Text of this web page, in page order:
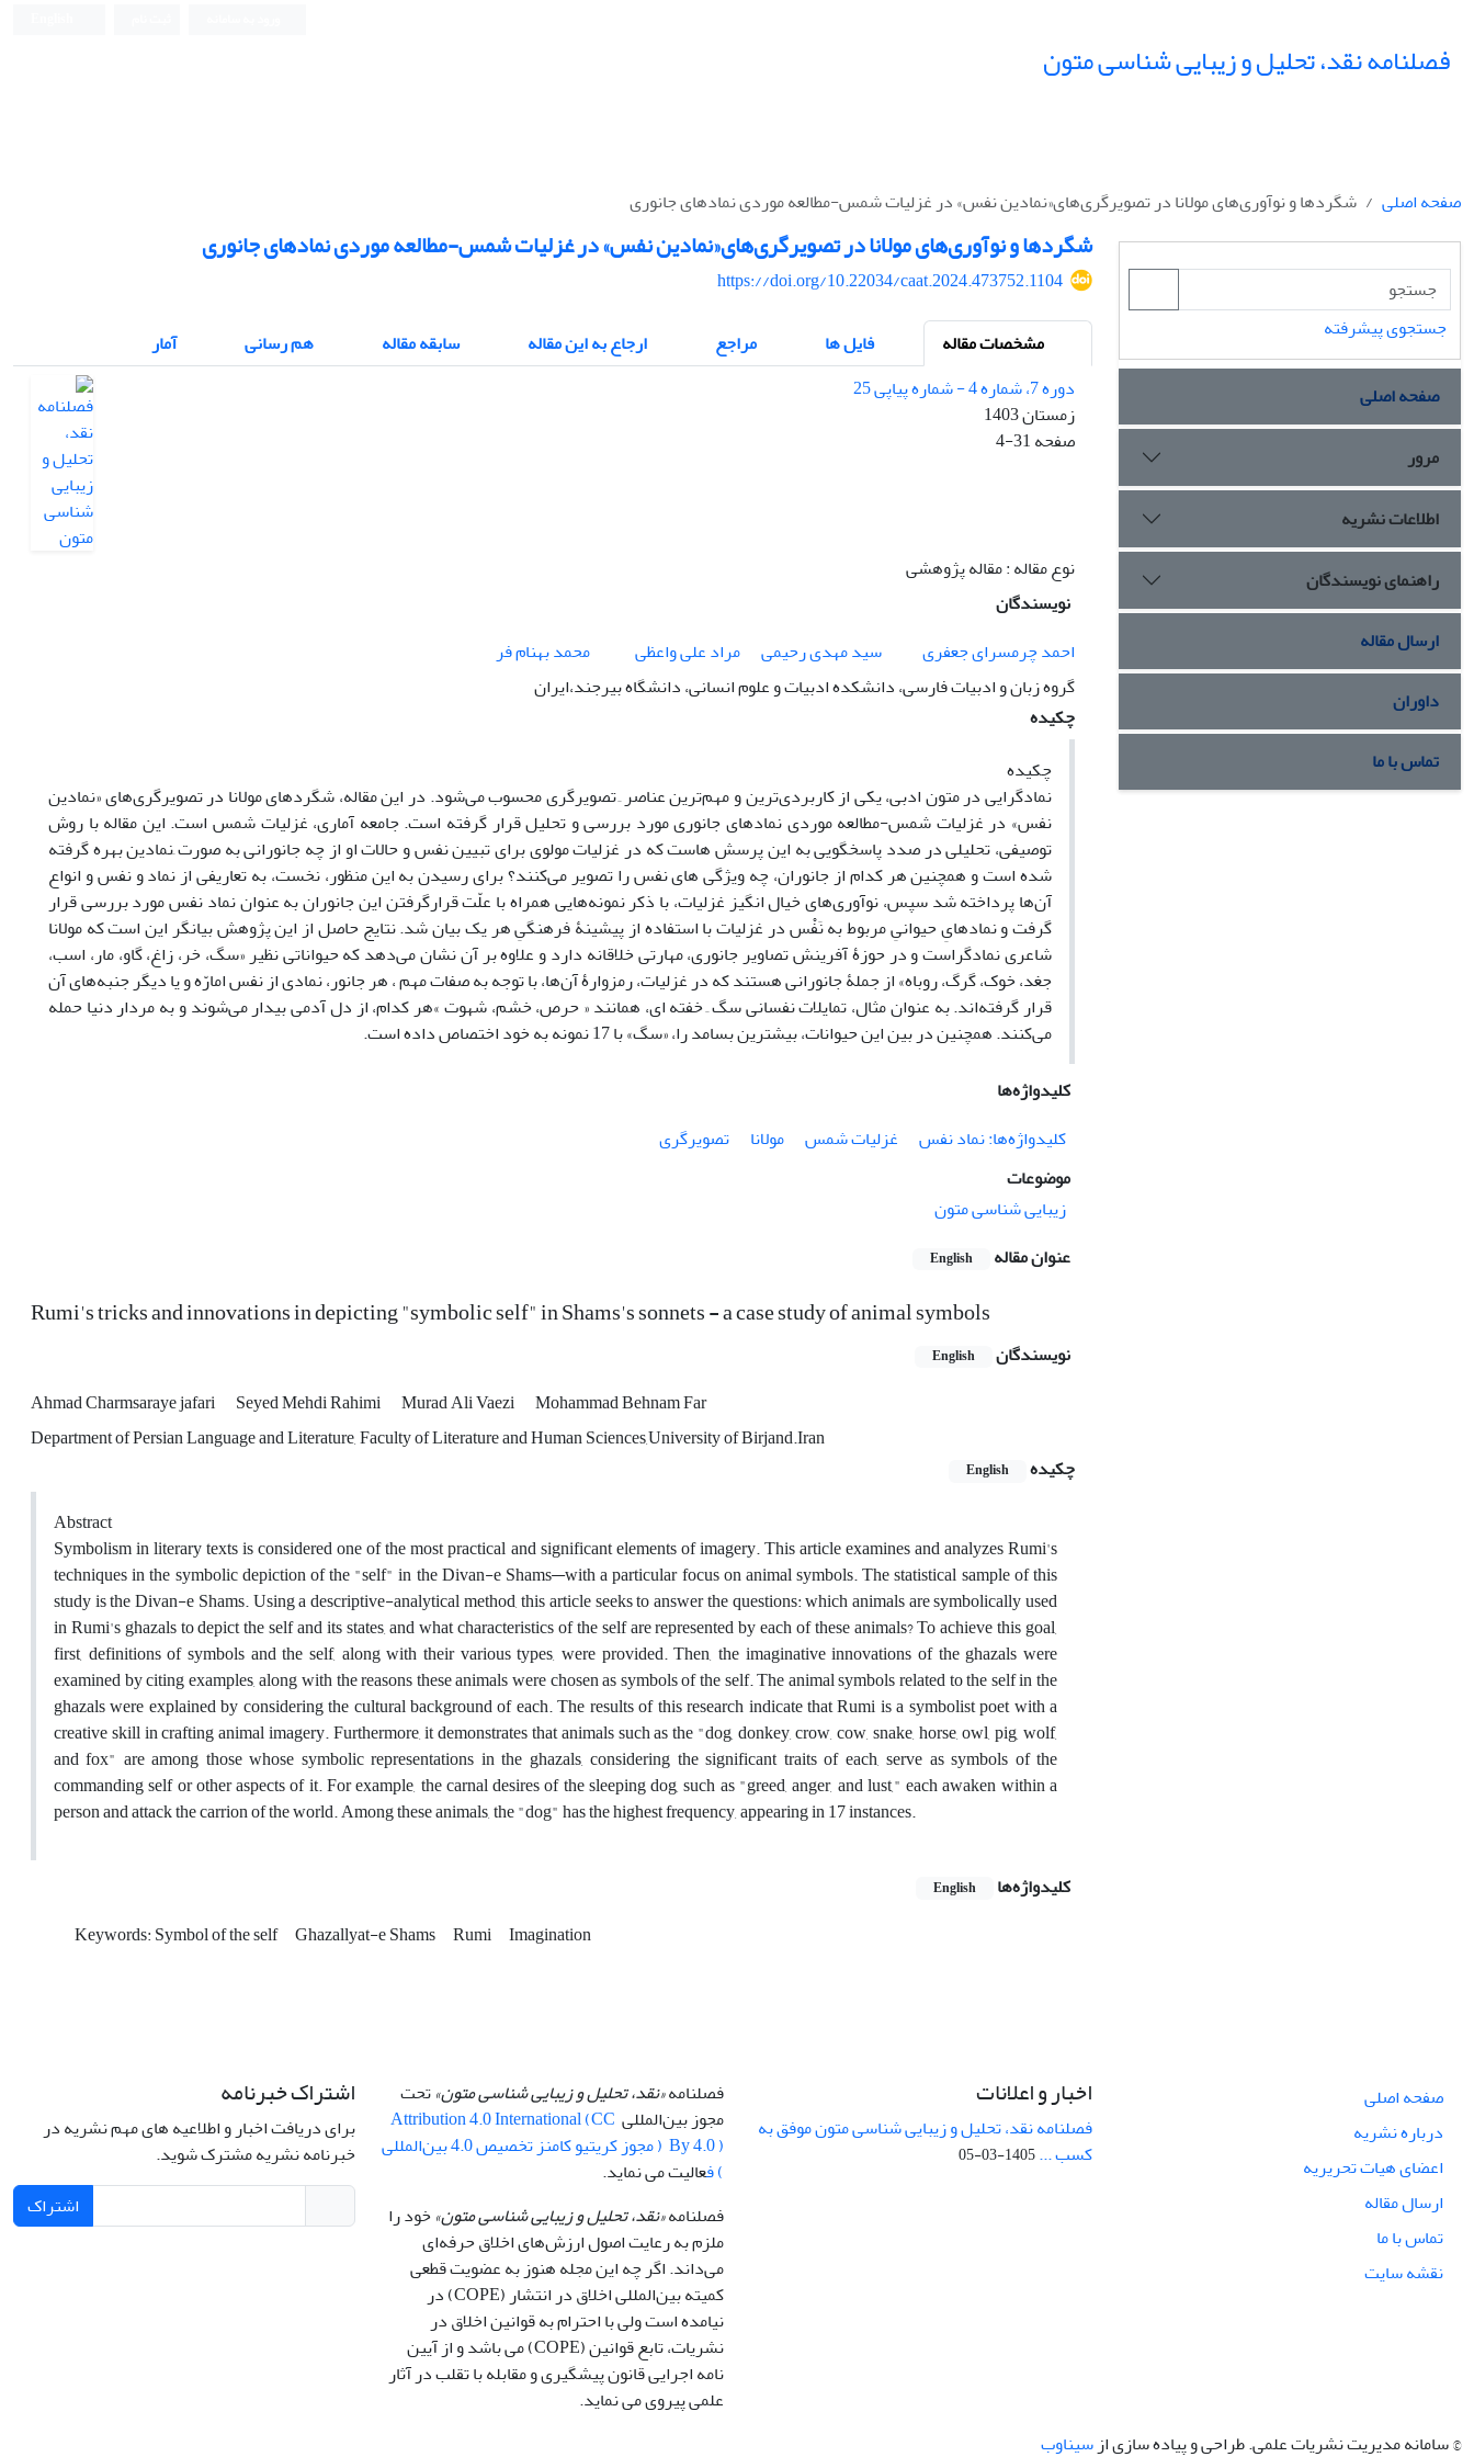
فصلنامه نقد، تحلیل و زیبایی شناسی متون
صفحه اصلی شگردها و نوآوری‌های مولانا در تصویرگری‌های«نمادین نفس» در غزلیات شمس-مطالعه موردی نمادهای جانوری
شگردها و نوآوری‌های مولانا در تصویرگری‌های«نمادین نفس» در غزلیات شمس-مطالعه موردی نمادهای جانوری
https://doi.org/10.22034/caat.2024.473752.1104
مشخصات مقاله
فایل ها مراجع ارجاع به این مقاله سابقه مقاله هم رسانی
آمار
دوره 7، شماره 4 - شماره پیاپی 25
زمستان 1403
صفحه4-31
نوع مقاله : مقاله پژوهشی
نویسندگان
احمد چرمسرای جعفری
سید مهدی رحیمی مراد علی واعظی
محمد بهنام فر
گروه زبان و ادبیات فارسی، دانشکده ادبیات و علوم انسانی، دانشگاه بیرجند،ایران
چکیده
چکیده
نمادگرایی در متون ادبی، یکی از کاربردی‌ترین و مهم‌ترین عناصر ِ تصویرگری محسوب می‌شود. در این مقاله، شگردهای مولانا در تصویرگری‌های «نمادین
نفس» در غزلیات شمس-مطالعه موردی نمادهای جانوری مورد بررسی و تحلیل قرار گرفته است. جامعه آماری، غزلیات شمس است. این مقاله با روش
توصیفی، تحلیلی در صدد پاسخگویی به این پرسش هاست که در غزلیات مولوی برای تبیین نفس و حالات او از چه جانورانی به صورت ِنمادین بهره گرفته
شده است و همچنین هر کدام از جانوران، چه ویژگی های نفس را تصویر می‌کنند؟ برای رسیدن به این منظور، نخست، به تعاریفی از نماد و نفس و انواع
آن‌ها پرداخته شد سپس، نوآوری‌های خیال انگیز غزلیات، با ذکر نمونه‌هایی همراه با علّت قرارگرفتن این جانوران به عنوان نماد نفس مورد بررسی قرار
گرفت و نمادهایِ حیوانیِ مربوط به نَفْس در غزلیات با استفاده از پیشینۀ فرهنگیِ هر یک بیان شد. نتایج حاصل از این پژوهش بیانگر این است که مولانا
شاعری نمادگراست و در حوزۀ آفرینش تصاویر جانوری، مهارتی خلاقانه دارد و علاوه بر آن نشان می‌دهد که حیواناتی نظیر «سگ، خر، زاغ، گاو، مار، اسب،
جغد، خوک، گرگ، روباه» از جملۀ جانورانی هستند که در غزلیات، رمزوارۀ آن‌ها، با توجه به صفات مهم ، هر جانور، نمادی از نفس امارّه و یا دیگر جنبه‌های آن
قرار گرفته‌اند. به عنوان مثال، تمایلات نفسانی سگ ِ خفته ای، همانند « حرص، خشم، شهوت »هر کدام، از دل آدمی بیدار می‌شوند و به مردار دنیا حمله
می‌کنند. همچنین در بین این حیوانات، بیشترین بسامد را، «سگ» با 17 نمونه به خود اختصاص داده است.
کلیدواژه‌ها
کلیدواژه‌ها: نماد نفس
غزلیات شمس مولانا
تصویرگری
موضوعات
زیبایی شناسی متون
عنوان مقاله
English
Rumi's tricks and innovations in depicting "symbolic self" in Shams's sonnets - a case study of animal symbols
نویسندگان English
Ahmad Charmsaraye jafari Seyed Mehdi Rahimi Murad Ali Vaezi
Mohammad Behnam Far
Department of Persian Language and Literature, Faculty of Literature and Human Sciences,University of Birjand.Iran
چکیده
English
Abstract
Symbolism in literary texts is considered one of the most practical and significant elements of imagery. This article examines and analyzes Rumi's
techniques in the symbolic depiction of the "self" in the Divan-e Shams—with a particular focus on animal symbols. The statistical sample of this
study is the Divan-e Shams. Using a descriptive-analytical method, this article seeks to answer the questions: which animals are symbolically used
in Rumi's ghazals to depict the self and its states, and what characteristics of the self are represented by each of these animals? To achieve this goal,
first, definitions of symbols and the self, along with their various types, were provided. Then, the imaginative innovations of the ghazals were
examined by citing examples, along with the reasons these animals were chosen as symbols of the self. The animal symbols related to the self in the
ghazals were explained by considering the cultural background of each. The results of this research indicate that Rumi is a symbolist poet with a
creative skill in crafting animal imagery. Furthermore, it demonstrates that animals such as the "dog, donkey, crow, cow, snake, horse, owl, pig, wolf,
and fox" are among those whose symbolic representations in the ghazals, considering the significant traits of each, serve as symbols of the
commanding self or other aspects of it. For example, the carnal desires of the sleeping dog, such as "greed, anger, and lust," each awaken within a
person and attack the carrion of the world. Among these animals, the "dog" has the highest frequency, appearing in 17 instances.
کلیدواژه‌ها English
Keywords: Symbol of the self Ghazallyat-e Shams Rumi Imagination
جستجوی پیشرفته
صفحه اصلی
مرور
اطلاعات نشریه
راهنمای نویسندگان
ارسال مقاله
داوران
تماس با ما
صفحه اصلی
درباره نشریه
اعضای هیات تحریریه
ارسال مقاله
تماس با ما
نقشه سایت
اخبار و اعلانات
فصلنامه نقد، تحلیل و زیبایی شناسی متون موفق به
کسب ...1405-03-05
فصلنامه«نقد، تحلیل و زیبایی شناسی متون»تحت
مجوز بین‌المللی Attribution 4.0 International (CC
By 4.0 ) ( مجوز کریتیو کامنز تخصیص 4.0 بین‌المللی
) فعالیت می نماید.
فصلنامه«نقد، تحلیل و زیبایی شناسی متون»خود را
ملزم به رعایت اصول ارزش‌های اخلاق حرفه‌ای
می‌داند. اگر چه این مجله هنوز به عضویت قطعی
کمیته بین‌المللی اخلاق در انتشار (COPE) در
نیامده است ولی با احترام به قوانین اخلاق در
نشریات، تابع قوانین (COPE) می باشد و از آیین
نامه اجرایی قانون پیشگیری و مقابله با تقلب در آثار
علمی پیروی می نماید.
اشتراک خبرنامه
برای دریافت اخبار و اطلاعیه های مهم نشریه در
خبرنامه نشریه مشترک شوید.
اشتراک
© سامانه مدیریت نشریات علمی.طراحی و پیاده سازی از سیناوب